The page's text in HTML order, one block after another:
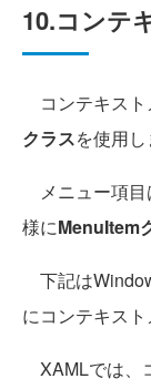
10.コンテ
コンテキスト
クラスを使用し
メニュー項目
様にMenuItem
下記は
にコンテキスト
XAMLでは、